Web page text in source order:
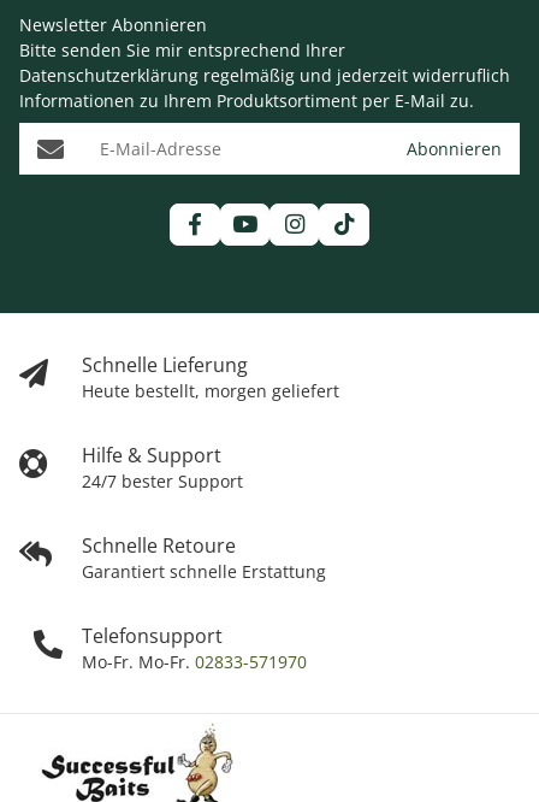
Schnelle Lieferung
Heute bestellt, morgen geliefert
Hilfe & Support
24/7 bester Support
Schnelle Retoure
Garantiert schnelle Erstattung
Telefonsupport
Mo-Fr. Mo-Fr. 02833-571970
Newsletter Abonnieren
Bitte senden Sie mir entsprechend Ihrer
Datenschutzerklärung regelmäßig und jederzeit widerruflich
Informationen zu Ihrem Produktsortiment per E-Mail zu.
E-Mail-Adresse Abonnieren